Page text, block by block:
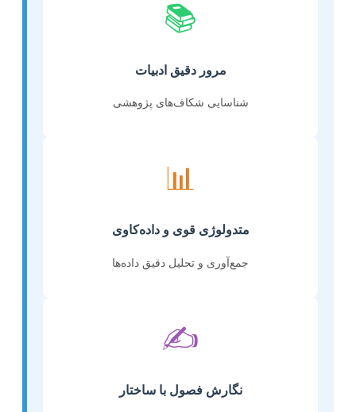
📚
مرور دقیق ادبیات
شناسایی شکاف‌های پژوهشی
📊
متدولوژی قوی و داده‌کاوی
جمع‌آوری و تحلیل دقیق داده‌ها
✍️
نگارش فصول با ساختار